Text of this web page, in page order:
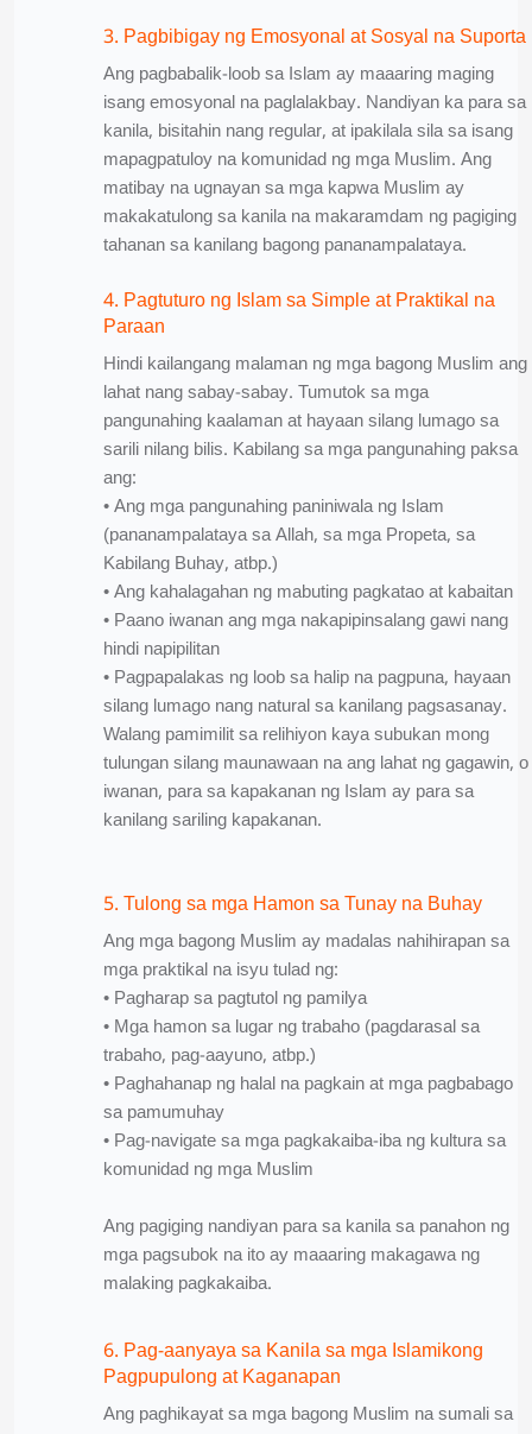
3. Pagbibigay ng Emosyonal at Sosyal na Suporta
Ang pagbabalik-loob sa Islam ay maaaring maging
isang emosyonal na paglalakbay. Nandiyan ka para sa
kanila, bisitahin nang regular, at ipakilala sila sa isang
mapagpatuloy na komunidad ng mga Muslim. Ang
matibay na ugnayan sa mga kapwa Muslim ay
makakatulong sa kanila na makaramdam ng pagiging
tahanan sa kanilang bagong pananampalataya.
4. Pagtuturo ng Islam sa Simple at Praktikal na
Paraan
Hindi kailangang malaman ng mga bagong Muslim ang
lahat nang sabay-sabay. Tumutok sa mga
pangunahing kaalaman at hayaan silang lumago sa
sarili nilang bilis. Kabilang sa mga pangunahing paksa
ang:
• Ang mga pangunahing paniniwala ng Islam
(pananampalataya sa Allah, sa mga Propeta, sa
Kabilang Buhay, atbp.)
• Ang kahalagahan ng mabuting pagkatao at kabaitan
• Paano iwanan ang mga nakapipinsalang gawi nang
hindi napipilitan
• Pagpapalakas ng loob sa halip na pagpuna, hayaan
silang lumago nang natural sa kanilang pagsasanay.
Walang pamimilit sa relihiyon kaya subukan mong
tulungan silang maunawaan na ang lahat ng gagawin, o
iwanan, para sa kapakanan ng Islam ay para sa
kanilang sariling kapakanan.
5. Tulong sa mga Hamon sa Tunay na Buhay
Ang mga bagong Muslim ay madalas nahihirapan sa
mga praktikal na isyu tulad ng:
• Pagharap sa pagtutol ng pamilya
• Mga hamon sa lugar ng trabaho (pagdarasal sa
trabaho, pag-aayuno, atbp.)
• Paghahanap ng halal na pagkain at mga pagbabago
sa pamumuhay
• Pag-navigate sa mga pagkakaiba-iba ng kultura sa
komunidad ng mga Muslim
Ang pagiging nandiyan para sa kanila sa panahon ng
mga pagsubok na ito ay maaaring makagawa ng
malaking pagkakaiba.
6. Pag-aanyaya sa Kanila sa mga Islamikong
Pagpupulong at Kaganapan
Ang paghikayat sa mga bagong Muslim na sumali sa